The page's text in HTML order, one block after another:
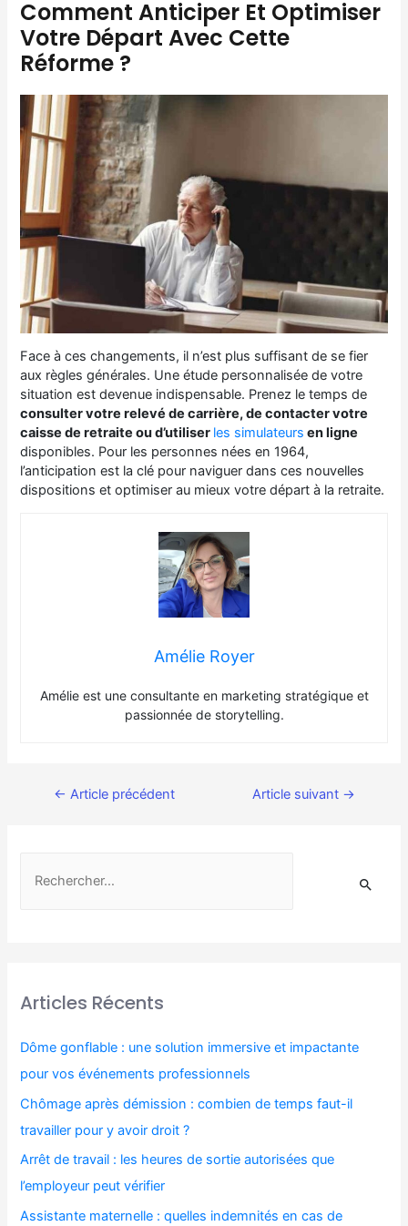
Comment Anticiper Et Optimiser
Votre Départ Avec Cette
Réforme ?
Face à ces changements, il n’est plus suffisant de se fier
aux règles générales. Une étude personnalisée de votre
situation est devenue indispensable. Prenez le temps de
consulter votre relevé de carrière, de contacter votre
caisse de retraite ou d’utiliser les simulateurs en ligne
disponibles. Pour les personnes nées en 1964,
l’anticipation est la clé pour naviguer dans ces nouvelles
dispositions et optimiser au mieux votre départ à la retraite.
Amélie Royer
Amélie est une consultante en marketing stratégique et
passionnée de storytelling.
← Article précédent Article suivant →
Articles Récents
Dôme gonflable : une solution immersive et impactante
pour vos événements professionnels
Chômage après démission : combien de temps faut-il
travailler pour y avoir droit ?
Arrêt de travail : les heures de sortie autorisées que
l’employeur peut vérifier
Assistante maternelle : quelles indemnités en cas de